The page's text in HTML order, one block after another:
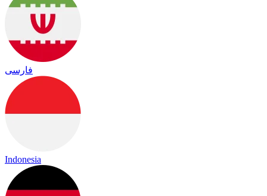
فارسی
Indonesia